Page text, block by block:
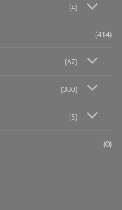
(4)
(414)
(67)
(380)
(5)
(0)